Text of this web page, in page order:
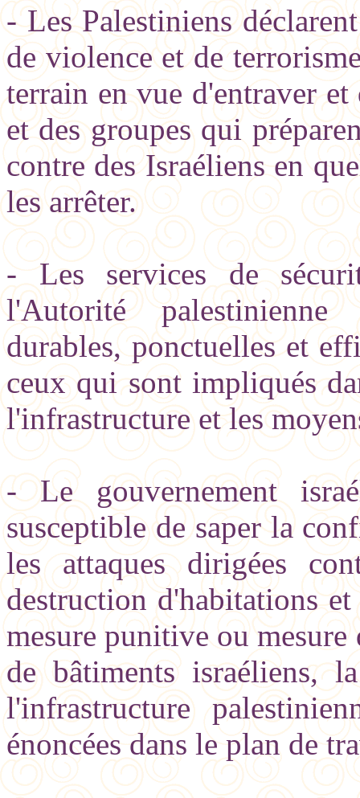
- Les Palestiniens
de violence et de
terrain en vue d'entraver
et des groupes qui
contre des Israéliens en
les arrêter.
- Les services de
l'Autorité palestinienne
durables, ponctuelles et
ceux qui sont impliqués
l'infrastructure et les
- Le gouvernement
susceptible de saper la
les attaques dirigées
destruction d'habitations
mesure punitive ou
de bâtiments israéliens,
l'infrastructure
énoncées dans le plan de